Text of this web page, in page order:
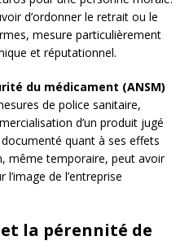
d’ordonner le retrait ou le
mesure particulièrement
et réputationnel.
du médicament (ANSM)
de police sanitaire,
d’un produit jugé
quant à ses effets
même temporaire, peut avoir
de l’entreprise
la pérennité de